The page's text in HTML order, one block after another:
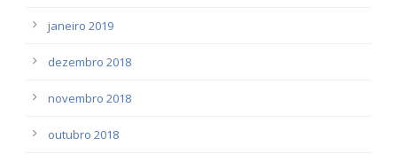
janeiro 2019
dezembro 2018
novembro 2018
outubro 2018